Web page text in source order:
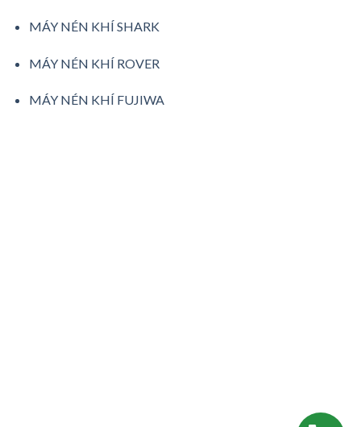
MÁY NÉN KHÍ SHARK
MÁY NÉN KHÍ ROVER
MÁY NÉN KHÍ FUJIWA